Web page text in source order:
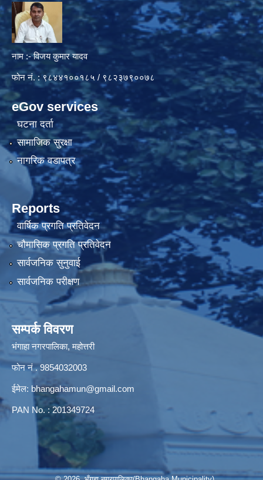
नाम :- विजय कुमार यादव
फोन नं. : ९८४४१००१८५ / ९८२३७९००७८
eGov services
घटना दर्ता
सामाजिक सुरक्षा
नागरिक वडापत्र
Reports
वार्षिक प्रगति प्रतिवेदन
चौमासिक प्रगति प्रतिवेदन
सार्वजनिक सुनुवाई
सार्वजनिक परीक्षण
सम्पर्क विवरण
भंगाहा नगरपालिका, महोत्तरी
फोन नं . 9854032003
ईमेल: bhangahamun@gmail.com
PAN No. : 201349724